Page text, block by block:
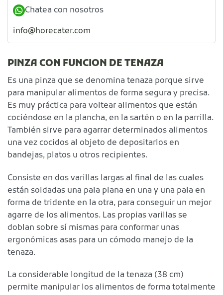
Chatea con nosotros
info@horecater.com
PINZA CON FUNCION DE TENAZA
Es una pinza que se denomina tenaza porque sirve
para manipular alimentos de forma segura y precisa.
Es muy práctica para voltear alimentos que están
cociéndose en la plancha, en la sartén o en la parrilla.
También sirve para agarrar determinados alimentos
una vez cocidos al objeto de depositarlos en
bandejas, platos u otros recipientes.
Consiste en dos varillas largas al final de las cuales
están soldadas una pala plana en una y una pala en
forma de tridente en la otra, para conseguir un mejor
agarre de los alimentos. Las propias varillas se
doblan sobre sí mismas para conformar unas
ergonómicas asas para un cómodo manejo de la
tenaza.
La considerable longitud de la tenaza (38 cm)
permite manipular los alimentos de forma totalmente